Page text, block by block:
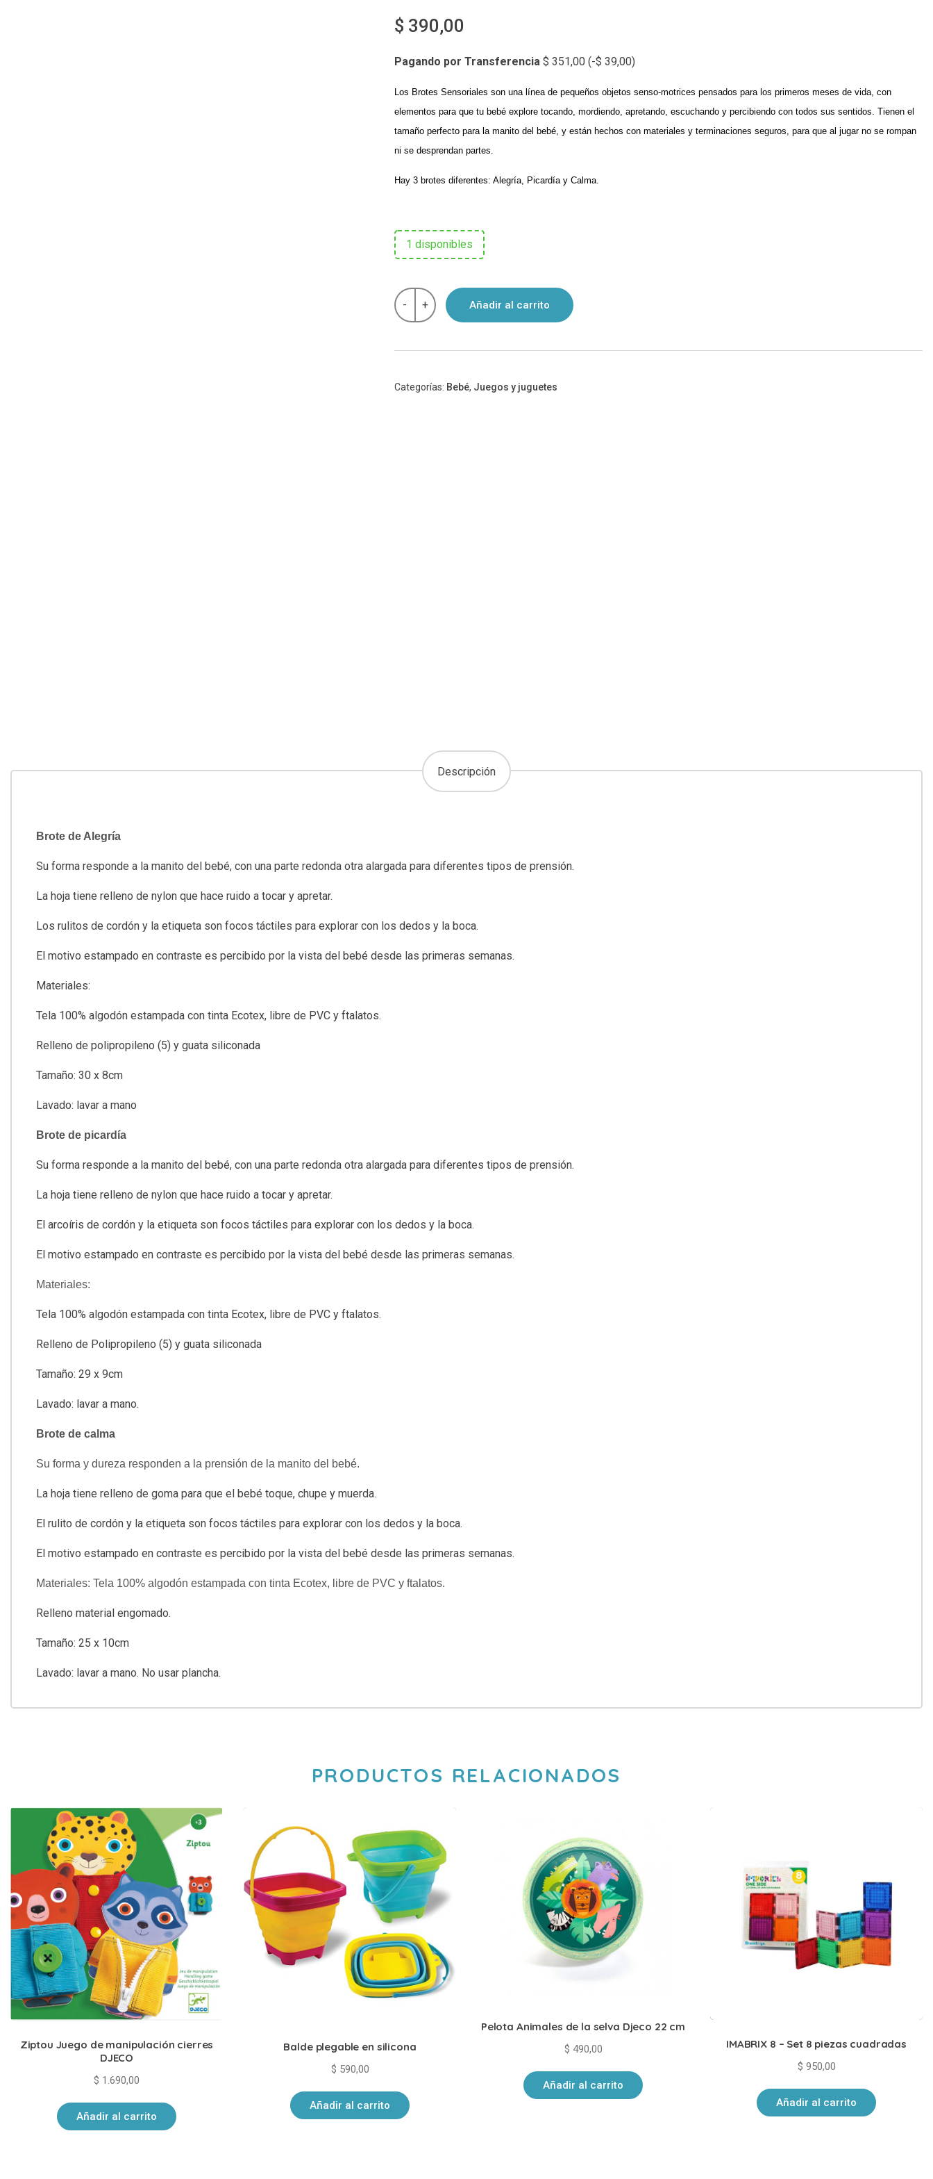
$ 390,00
Pagando por Transferencia $ 351,00 (-$ 39,00)
Los Brotes Sensoriales son una línea de pequeños objetos senso-motrices pensados para los primeros meses de vida, con
elementos para que tu bebé explore tocando, mordiendo, apretando, escuchando y percibiendo con todos sus sentidos. Tienen el
tamaño perfecto para la manito del bebé, y están hechos con materiales y terminaciones seguros, para que al jugar no se rompan
ni se desprendan partes.
Hay 3 brotes diferentes: Alegría, Picardía y Calma.
1 disponibles
-
Brotes
sensoriales
Pequeña
+ Añadir al carrito
Categorías: Bebé, Juegos y juguetes
Descripción
Brote de Alegría
Su forma responde a la manito del bebé, con una parte redonda otra alargada para diferentes tipos de prensión.
La hoja tiene relleno de nylon que hace ruido a tocar y apretar.
Los rulitos de cordón y la etiqueta son focos táctiles para explorar con los dedos y la boca.
El motivo estampado en contraste es percibido por la vista del bebé desde las primeras semanas.
Materiales:
Tela 100% algodón estampada con tinta Ecotex, libre de PVC y ftalatos.
Relleno de polipropileno (5) y guata siliconada
Tamaño: 30 x 8cm
Lavado: lavar a mano
Brote de picardía
Su forma responde a la manito del bebé, con una parte redonda otra alargada para diferentes tipos de prensión.
La hoja tiene relleno de nylon que hace ruido a tocar y apretar.
El arcoíris de cordón y la etiqueta son focos táctiles para explorar con los dedos y la boca.
El motivo estampado en contraste es percibido por la vista del bebé desde las primeras semanas.
Materiales:
Tela 100% algodón estampada con tinta Ecotex, libre de PVC y ftalatos.
Relleno de Polipropileno (5) y guata siliconada
Tamaño: 29 x 9cm
Lavado: lavar a mano.
Brote de calma
Su forma y dureza responden a la prensión de la manito del bebé.
La hoja tiene relleno de goma para que el bebé toque, chupe y muerda.
El rulito de cordón y la etiqueta son focos táctiles para explorar con los dedos y la boca.
El motivo estampado en contraste es percibido por la vista del bebé desde las primeras semanas.
Materiales: Tela 100% algodón estampada con tinta Ecotex, libre de PVC y ftalatos.
Relleno material engomado.
Tamaño: 25 x 10cm
Lavado: lavar a mano. No usar plancha.
PRODUCTOS RELACIONADOS
Ziptou Juego de manipulación cierres
DJECO
$ 1.690,00
Añadir al carrito
Balde plegable en silicona
$ 590,00
Añadir al carrito
Pelota Animales de la selva Djeco 22 cm
$ 490,00
Añadir al carrito
IMABRIX 8 – Set 8 piezas cuadradas
$ 950,00
Añadir al carrito